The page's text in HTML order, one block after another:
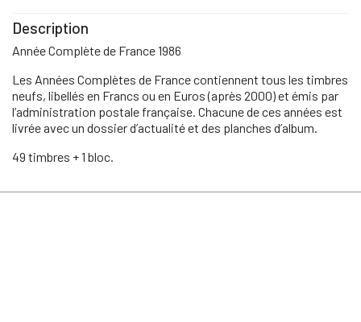
Description
Année Complète de France 1986
Les Années Complètes de France contiennent tous les timbres
neufs, libellés en Francs ou en Euros (après 2000) et émis par
l’administration postale française. Chacune de ces années est
livrée avec un dossier d’actualité et des planches d’album.
49 timbres + 1 bloc.